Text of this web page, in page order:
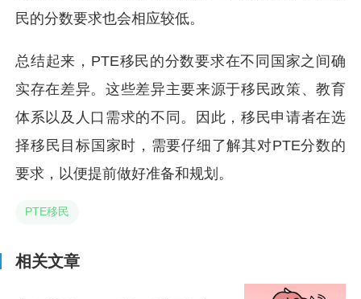
民的分数要求也会相应较低。
总结起来，PTE移民的分数要求在不同国家之间确
实存在差异。这些差异主要来源于移民政策、教育
体系以及人口需求的不同。因此，移民申请者在选
择移民目标国家时，需要仔细了解其对PTE分数的
要求，以便提前做好准备和规划。
PTE移民
相关文章